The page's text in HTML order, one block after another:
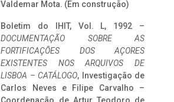
Valdemar Mota. (Em construção)
Boletim do IHIT, Vol. L, 1992 –
DOCUMENTAÇÃO SOBRE AS
FORTIFICAÇÕES DOS AÇORES
EXISTENTES NOS ARQUIVOS DE
LISBOA – CATÁLOGO, Investigação de
Carlos Neves e Filipe Carvalho –